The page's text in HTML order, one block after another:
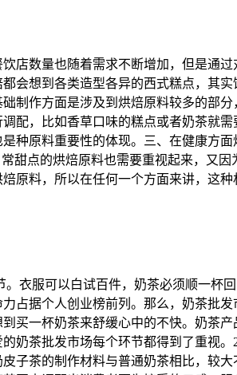
店数量也随着需求不断增加，但是通
会想到各类造型各异的西式糕点，其
制作方面是涉及到烘焙原料较多的部
配，比如香草口味的糕点或者奶茶就
种原料重要性的体现。三、在健康方
甜点的烘焙原料也需要重视起来，又
原料，所以在任何一个方面来讲，这
衣服可以白试百件，奶茶必须顺一杯
占据个人创业榜前列。那么，奶茶批
买一杯奶茶来舒缓心中的不快。奶茶
奶茶批发市场每个环节都得到了重视
子茶的制作材料与普通奶茶相比，较